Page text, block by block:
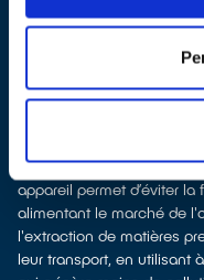
Les points de collecte de
, nous
afin que nous procédions
Recycler, c’est
La fabrication
pollution et
appareil permet d’éviter
alimentant le marché de
l'extraction de matières
leur transport, en utilisant